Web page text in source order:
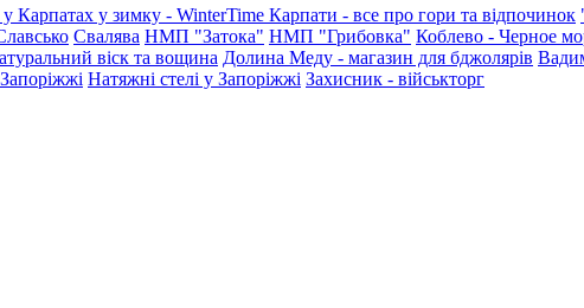
Карпатах у зимку - WinterTime Карпати - все про гори та відпочинок
Свалява НМП "Затока" НМП "Грибовка" Коблево - Черное
віск та вощина Долина Меду - магазин для бджолярів
Натяжні стелі у Запоріжжі Захисник - військторг